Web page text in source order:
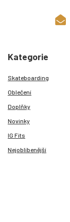
Kategorie
Skateboarding
Oblečení
Doplňky
Novinky
IG Fits
Nejoblíbenější